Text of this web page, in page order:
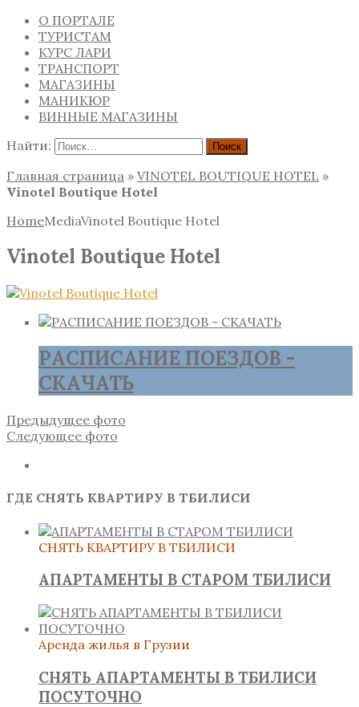
О ПОРТАЛЕ
ТУРИСТАМ
КУРС ЛАРИ
ТРАНСПОРТ
МАГАЗИНЫ
МАНИКЮР
ВИННЫЕ МАГАЗИНЫ
Найти:
Главная страница » VINOTEL BOUTIQUE HOTEL »
Vinotel Boutique Hotel
HomeMediaVinotel Boutique Hotel
Vinotel Boutique Hotel
РАСПИСАНИЕ ПОЕЗДОВ -
СКАЧАТЬ
Предыдущее фото
Следующее фото
ГДЕ СНЯТЬ КВАРТИРУ В ТБИЛИСИ
СНЯТЬ КВАРТИРУ В ТБИЛИСИ
АПАРТАМЕНТЫ В СТАРОМ ТБИЛИСИ
Аренда жилья в Грузии
СНЯТЬ АПАРТАМЕНТЫ В ТБИЛИСИ
ПОСУТОЧНО